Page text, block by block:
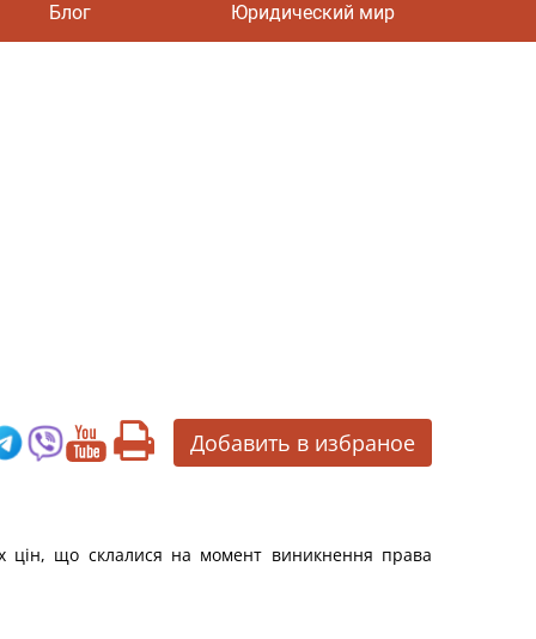
Блог Юридический мир
Добавить в избраное
цін, що склалися на момент виникнення права